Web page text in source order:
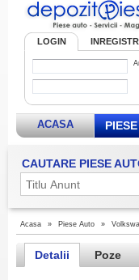
LOGIN
ACASA
CAUTARE PIESE
Acasa » Piese Auto »
Detalii Poze